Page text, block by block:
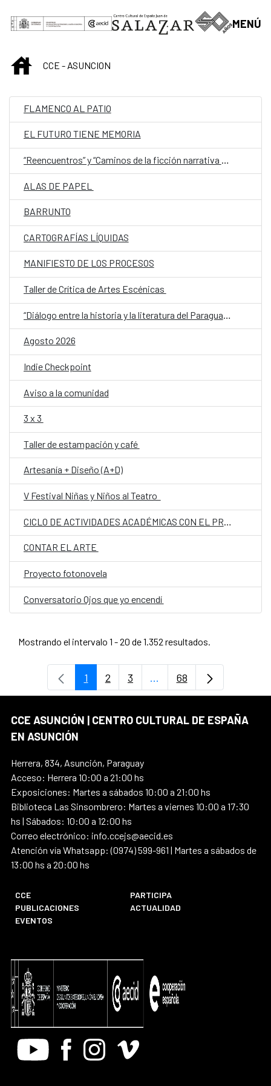
Saltar al contenido principal
MENÚ
INICIOCCE - ASUNCION
FLAMENCO AL PATIO
EL FUTURO TIENE MEMORIA
“Reencuentros” y “Caminos de la ficción narrativa paraguaya (de 1544 a 1960)”
ALAS DE PAPEL
BARRUNTO
CARTOGRAFÍAS LÍQUIDAS
MANIFIESTO DE LOS PROCESOS
Taller de Crítica de Artes Escénicas
Agosto 2026
Indie Checkpoint
Aviso a la comunidad
3 x 3
Taller de estampación y café
Artesanía + Diseño (A+D)
V Festival Niñas y Niños al Teatro
CONTAR EL ARTE
Proyecto fotonovela
Conversatorio Ojos que yo encendí
Mostrando el intervalo 1 - 20 de 1.352 resultados.
Página
1 Página
2 Página
3 ...Páginas intermedias
Página
68
CCE ASUNCIÓN | CENTRO CULTURAL DE ESPAÑA
EN ASUNCIÓN
Herrera, 834, Asunción, Paraguay
Acceso: Herrera 10:00 a 21:00 hs
Exposiciones: Martes a sábados 10:00 a 21:00 hs
Biblioteca Las Sinsombrero: Martes a viernes 10:00 a 17:30
hs | Sábados: 10:00 a 12:00 hs
Correo electrónico: info.ccejs@aecid.es
Atención vía Whatsapp: (0974) 599-961 | Martes a sábados de
13:00 hs a 20:00 hs
CCE
PARTICIPA
PUBLICACIONES
ACTUALIDAD
EVENTOS
Youtube FacebookInstagram
Vimeo